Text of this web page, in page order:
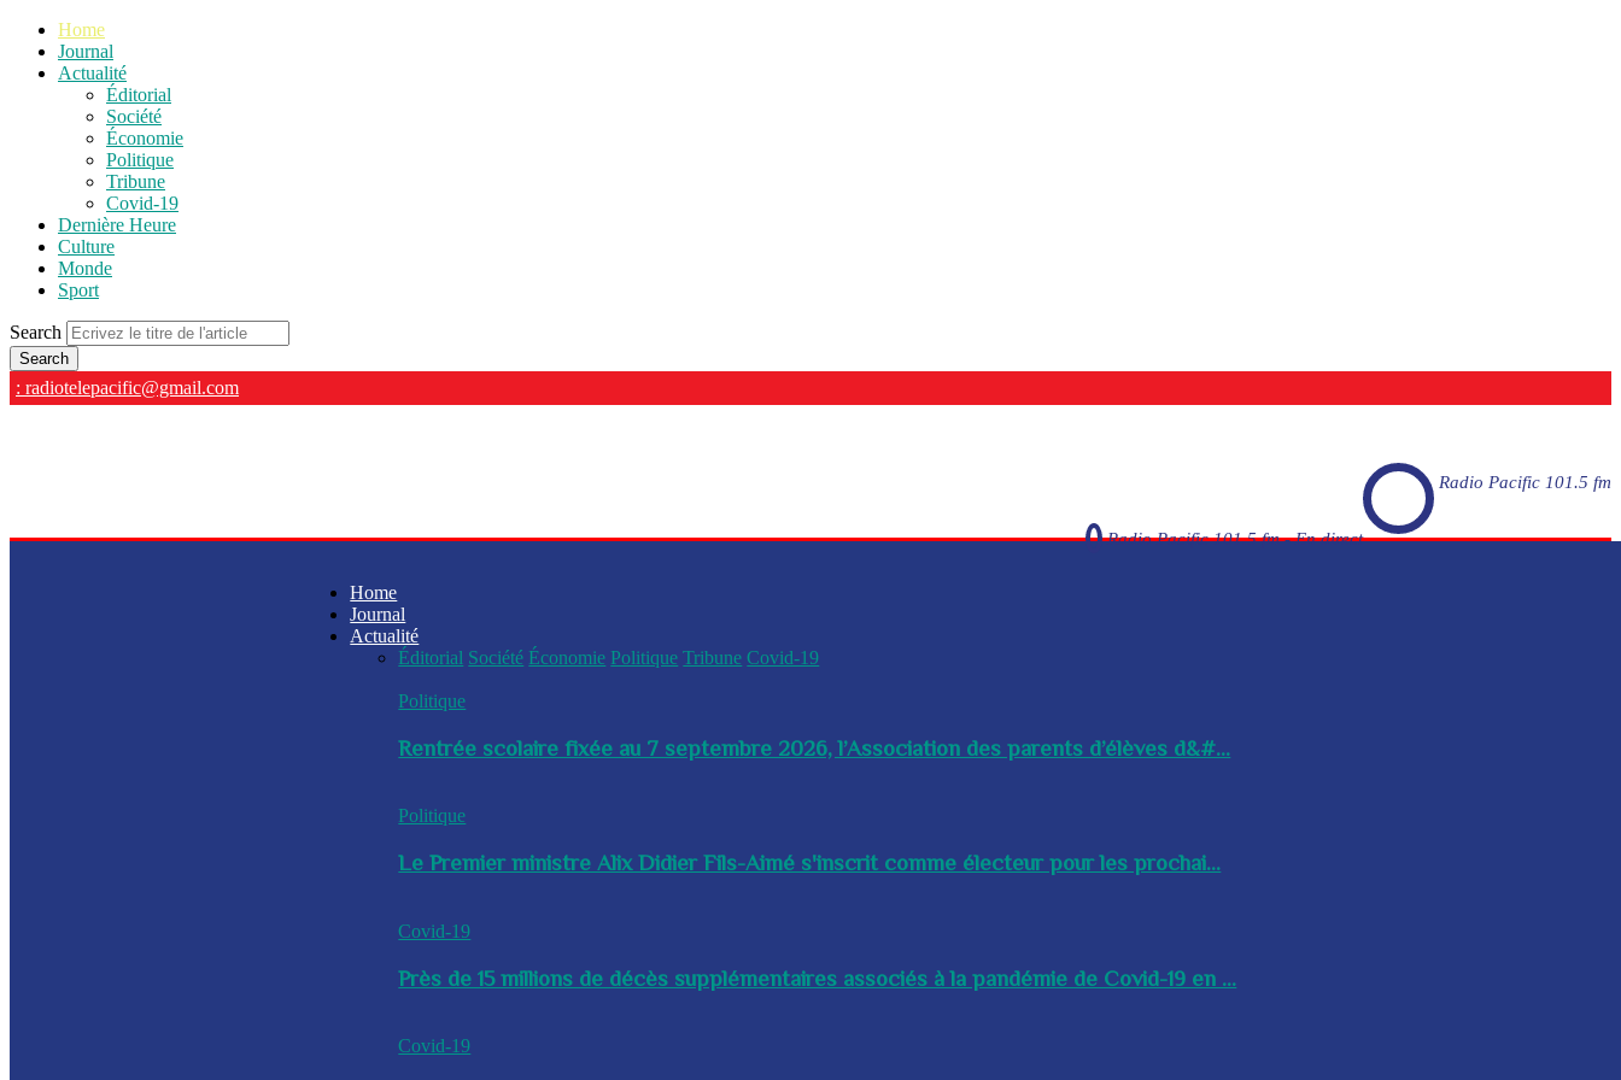
Home
Journal
Actualité
Éditorial
Société
Économie
Politique
Tribune
Covid-19
Dernière Heure
Culture
Monde
Sport
Search
: radiotelepacific@gmail.com
Radio Pacific 101.5 fm
Radio Pacific 101.5 fm - En direct
Home
Journal
Actualité
Éditorial Société Économie Politique Tribune Covid-19
Politique
Rentrée scolaire fixée au 7 septembre 2026, l’Association des parents d’élèves d&#...
Politique
Le Premier ministre Alix Didier Fils-Aimé s'inscrit comme électeur pour les prochai...
Covid-19
Près de 15 millions de décès supplémentaires associés à la pandémie de Covid-19 en ...
Covid-19